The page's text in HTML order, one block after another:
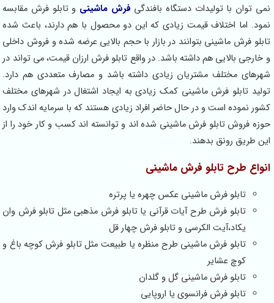
نمی توان با تولیدات دستگاه بافندگی فرش ماشینی و تابلو فرش مقابسه
نمود. اما اختلاف قیمت زیادی که این دو محصول با هم دارند، باعث شده
تابلو فرش ماشینی بتوانند در بازار با حجم بالایی عرضه شده و فروش داخلی
و خارجی بالایی هم داشته باشد. در واقع تابلو فرش ارزان قیمت، می تواند در
شهرهای مختلف مشتریان زیادی داشته باشد و مصارف متعددی هم دارد.
تولید تابلو فرش ماشینی کمک زیادی به ایجاد اشتغال در شهرهای مختلف
کشور نموده است و در حال حاضر افراد زیادی هستند که با سرمایه اندک وارد
حوزه فروش تابلو فرش ماشینی شده اند و توانسته اند کسب و کار خود را از
این طریق رونق بدهند.
انواع طرح تابلو فرش ماشینی
تابلو فرش ماشینی عکس چهره یا پرتره
تابلو فرش طرح آیات قرآنی یا تابلو فرش مذهبی مثل تابلو فرش وان
یکاد،آیت الکرسی و تابلو فرش چهار قل
تابلو فرش ماشینی طرح منظره یا طبیعت مثل تابلو فرش کوچه باغ و
کوچ عشایر
تابلو فرش ماشینی گل و گلدان
تابلو فرش فرانسوی یا اروپایی